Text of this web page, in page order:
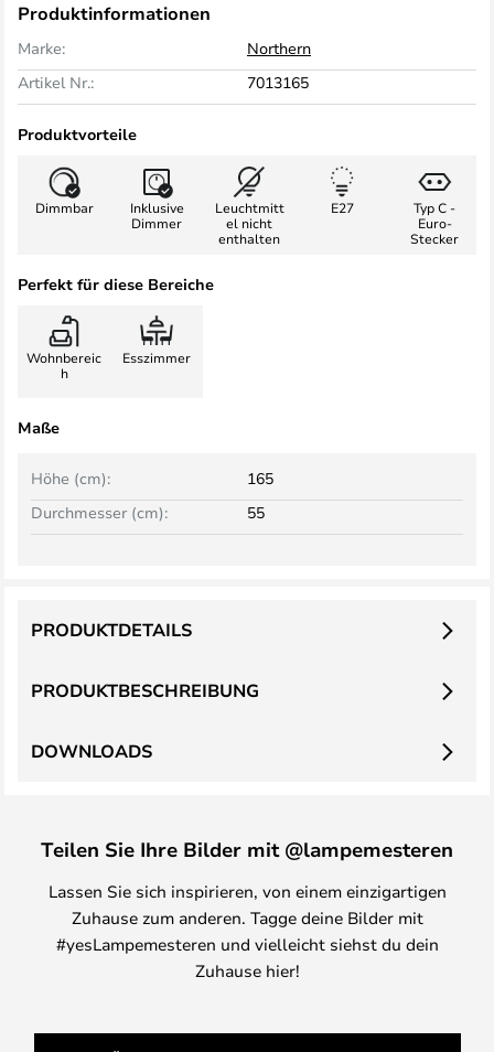
Produktinformationen
Marke:
Northern
Artikel Nr.:
7013165
Produktvorteile
Dimmbar
Inklusive
Dimmer
Leuchtmitt
el nicht
enthalten
E27
Typ C -
Euro-
Stecker
Perfekt für diese Bereiche
Wohnbereic
h
Esszimmer
Maße
Höhe (cm):
165
Durchmesser (cm):
55
PRODUKTBESCHREIBUNG
PRODUKTDETAILS
DOWNLOADS
Teilen Sie Ihre Bilder mit @lampemesteren
Lassen Sie sich inspirieren, von einem einzigartigen
Zuhause zum anderen. Tagge deine Bilder mit
#yesLampemesteren und vielleicht siehst du dein
Zuhause hier!